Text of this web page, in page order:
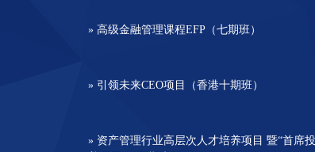
» 高级金融管理课程EFP（七期班）
» 引领未来CEO项目（香港十期班）
» 资产管理行业高层次人才培养项目 暨“首席